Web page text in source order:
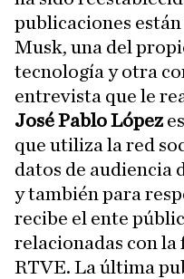
publicaciones
Musk, una del
tecnología y otra
entrevista que le
José Pablo López
que utiliza la red
datos de audiencia
y también para
recibe el ente
relacionadas con
RTVE. La última